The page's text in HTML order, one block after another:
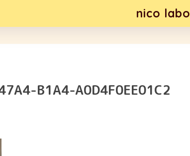
nico labo
B1A4-A0D4F0EE01C2